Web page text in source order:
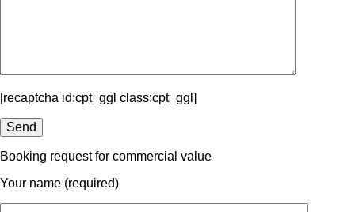
[recaptcha id:cpt_ggl class:cpt_ggl]
Booking request for commercial value
Your name (required)